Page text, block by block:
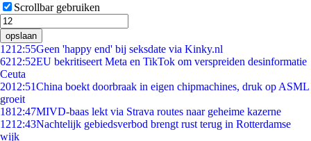
Scrollbar gebruiken
opslaan
1212:55Geen 'happy end' bij seksdate via Kinky.nl
6212:52EU bekritiseert Meta en TikTok om verspreiden desinformatie
Ceuta
2012:51China boekt doorbraak in eigen chipmachines, druk op ASML
groeit
1812:47MIVD-baas lekt via Strava routes naar geheime kazerne
1212:43Nachtelijk gebiedsverbod brengt rust terug in Rotterdamse
wijk